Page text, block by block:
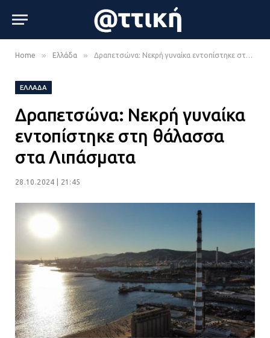
Home » Ελλάδα » Δραπετσώνα: Νεκρή γυναίκα εντοπίστηκε στη θάλασσα στα Λιπάσματα
ΕΛΛΆΔΑ
Δραπετσώνα: Νεκρή γυναίκα
εντοπίστηκε στη θάλασσα
στα Λιπάσματα
28.10.2024 | 21:45